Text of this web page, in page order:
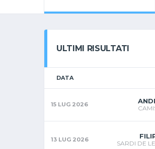
ULTIMI RISULTATI
DATA
15 LUG 2026
13 LUG 2026 SARDI DE